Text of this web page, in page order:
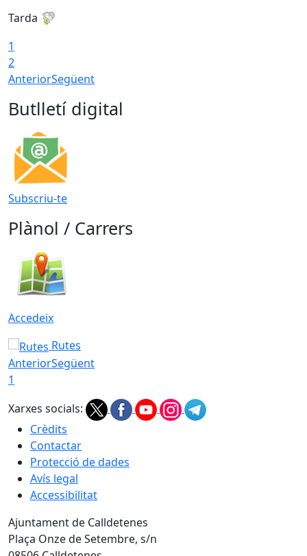
Tarda
1
2
AnteriorSegüent
Butlletí digital
Subscriu-te
Plànol / Carrers
Accedeix
Rutes
AnteriorSegüent
1
Xarxes socials:
Crèdits
Contactar
Protecció de dades
Avís legal
Accessibilitat
Ajuntament de Calldetenes
Plaça Onze de Setembre, s/n